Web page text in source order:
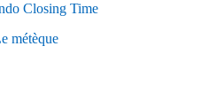
Closing Time
métèque